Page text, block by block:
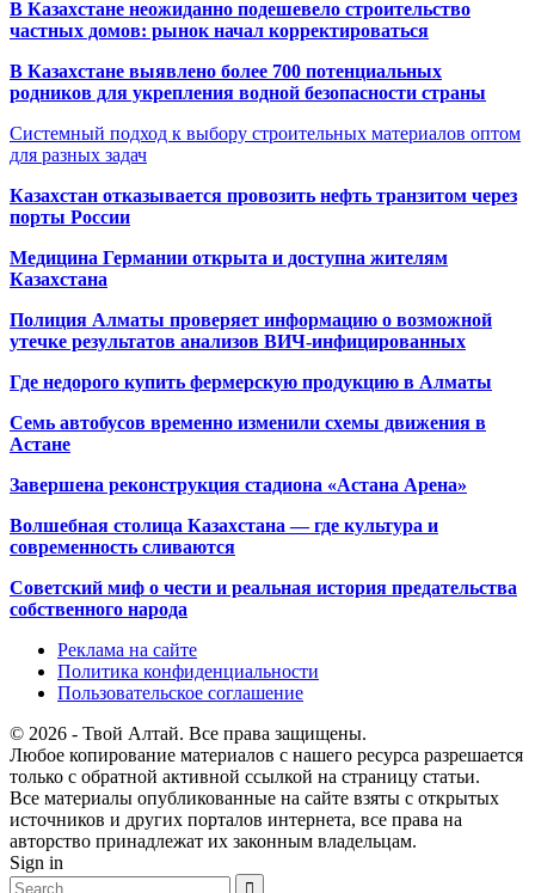
В Казахстане неожиданно подешевело строительство
частных домов: рынок начал корректироваться
В Казахстане выявлено более 700 потенциальных
родников для укрепления водной безопасности страны
Системный подход к выбору строительных материалов оптом
для разных задач
Казахстан отказывается провозить нефть транзитом через
порты России
Медицина Германии открыта и доступна жителям
Казахстана
Полиция Алматы проверяет информацию о возможной
утечке результатов анализов ВИЧ-инфицированных
Где недорого купить фермерскую продукцию в Алматы
Семь автобусов временно изменили схемы движения в
Астане
Завершена реконструкция стадиона «Астана Арена»
Волшебная столица Казахстана — где культура и
современность сливаются
Советский миф о чести и реальная история предательства
собственного народа
Реклама на сайте
Политика конфиденциальности
Пользовательское соглашение
© 2026 - Твой Алтай. Все права защищены.
Любое копирование материалов с нашего ресурса разрешается
только с обратной активной ссылкой на страницу статьи.
Все материалы опубликованные на сайте взяты с открытых
источников и других порталов интернета, все права на
авторство принадлежат их законным владельцам.
Sign in